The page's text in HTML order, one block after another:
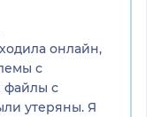
онлайн,
с
файлы с
утеряны. Я